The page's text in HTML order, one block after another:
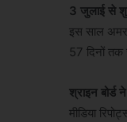
3 जुलाई से
इस साल
57 दिनों तक
श्राइन बोर्ड
मीडिया